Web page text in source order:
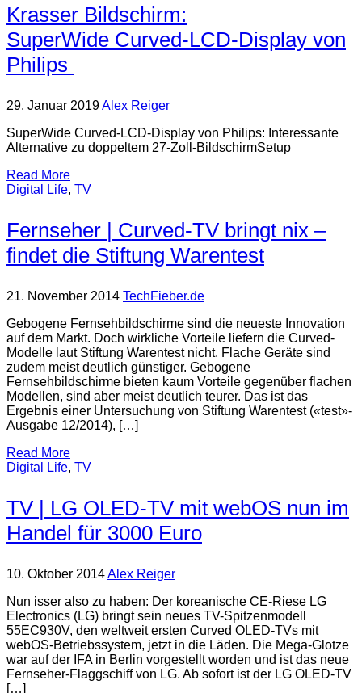
Krasser Bildschirm:
SuperWide Curved-LCD-Display von
Philips
29. Januar 2019Alex Reiger
SuperWide Curved-LCD-Display von Philips: Interessante
Alternative zu doppeltem 27-Zoll-BildschirmSetup
Read More
Digital Life, TV
Fernseher | Curved-TV bringt nix –
findet die Stiftung Warentest
21. November 2014 TechFieber.de
Gebogene Fernsehbildschirme sind die neueste Innovation
auf dem Markt. Doch wirkliche Vorteile liefern die Curved-
Modelle laut Stiftung Warentest nicht. Flache Geräte sind
zudem meist deutlich günstiger. Gebogene
Fernsehbildschirme bieten kaum Vorteile gegenüber flachen
Modellen, sind aber meist deutlich teurer. Das ist das
Ergebnis einer Untersuchung von Stiftung Warentest («test»-
Ausgabe 12/2014), […]
Read More
Digital Life, TV
TV | LG OLED-TV mit webOS nun im
Handel für 3000 Euro
10. Oktober 2014Alex Reiger
Nun isser also zu haben: Der koreanische CE-Riese LG
Electronics (LG) bringt sein neues TV-Spitzenmodell
55EC930V, den weltweit ersten Curved OLED-TVs mit
webOS-Betriebssystem, jetzt in die Läden. Die Mega-Glotze
war auf der IFA in Berlin vorgestellt worden und ist das neue
Fernseher-Flaggschiff von LG. Ab sofort ist der LG OLED-TV
[…]